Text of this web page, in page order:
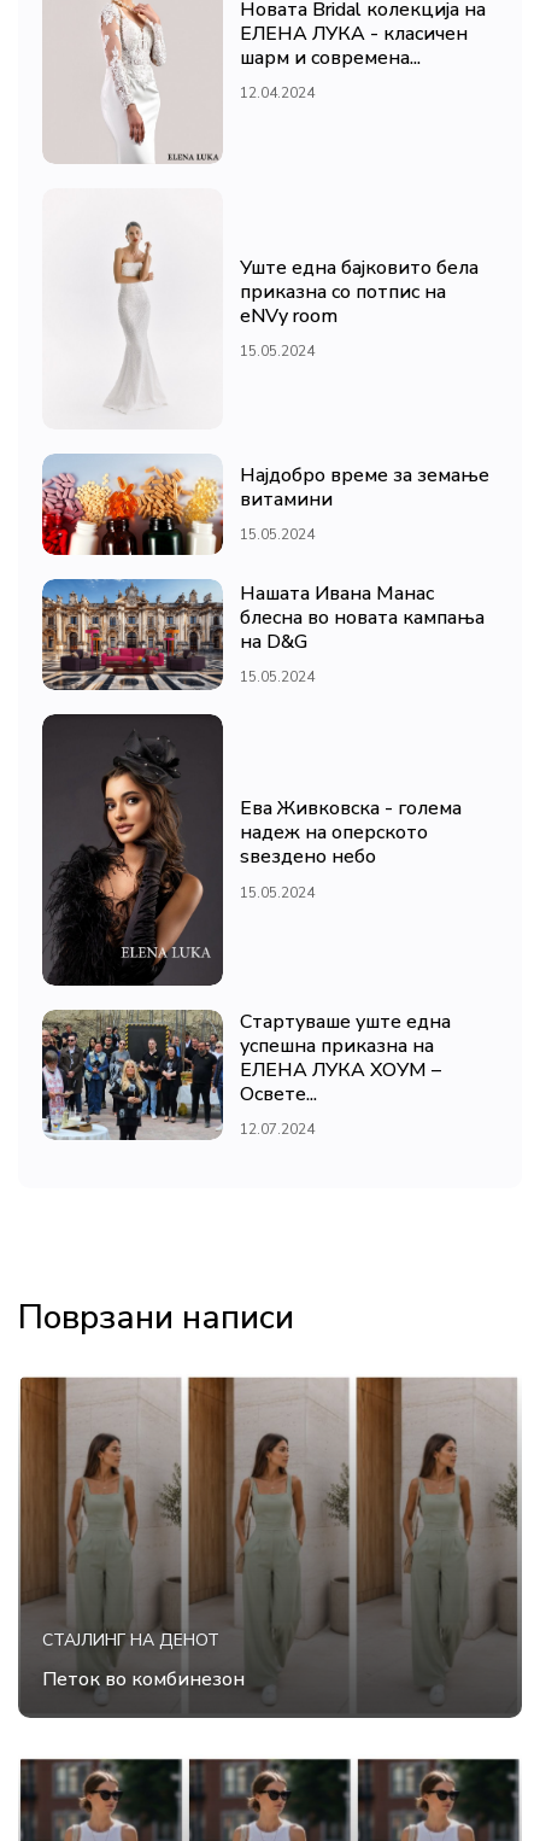
Новата Bridal колекција на
ЕЛЕНА ЛУКА - класичен
шарм и современа...
12.04.2024
Уште една бајковито бела
приказна со потпис на
eNVy room
15.05.2024
Најдобро време за земање
витамини
15.05.2024
Нашата Ивана Манас
блесна во новата кампања
на D&G
15.05.2024
Ева Живковска - голема
надеж на оперското
ѕвездено небо
15.05.2024
Стартуваше уште една
успешна приказна на
ЕЛЕНА ЛУКА ХОУМ –
Освете...
12.07.2024
Поврзани написи
СТАЈЛИНГ НА ДЕНОТ
Петок во комбинезон